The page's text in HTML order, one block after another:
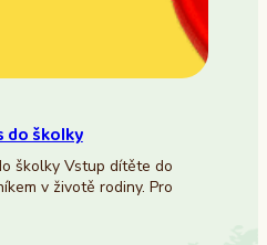
do školky
školky Vstup dítěte do
v životě rodiny. Pro